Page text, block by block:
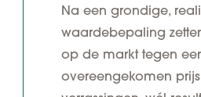
Na een grondige,
waardebepaling
op de markt tegen
overeengekomen